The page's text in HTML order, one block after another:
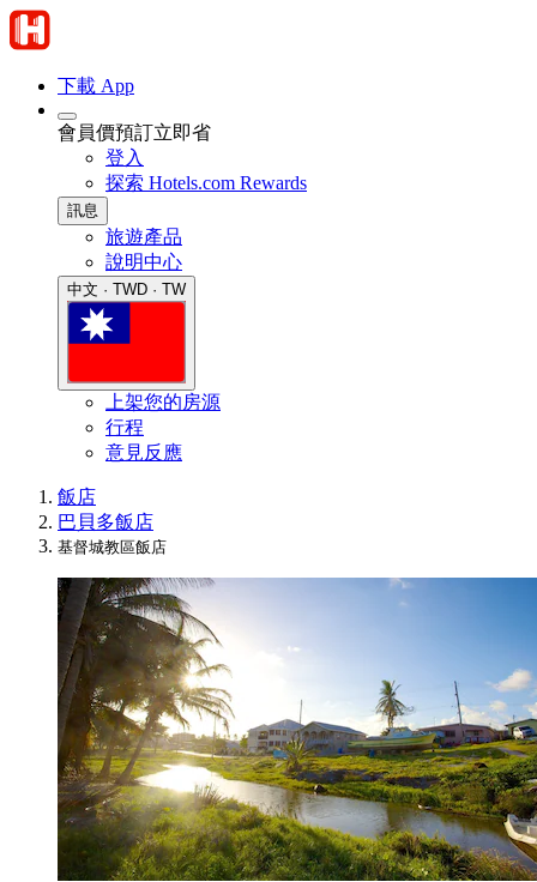
下載 App
會員價預訂立即省
登入
探索 Hotels.com Rewards
訊息
旅遊產品
說明中心
中文 · TWD · TW
上架您的房源
行程
意見反應
飯店
巴貝多飯店
基督城教區飯店